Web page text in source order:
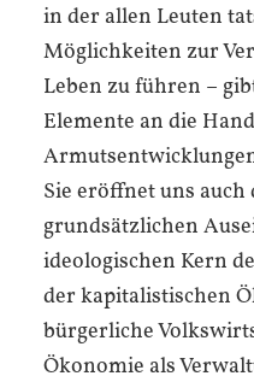
in der allen Leuten
Möglichkeiten zur
Leben zu führen –
Elemente an die
Sie eröffnet uns
grundsätzlichen
ideologischen Kern
der kapitalistischen
bürgerliche
Ökonomie als